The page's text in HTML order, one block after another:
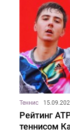
Теннис
Рейтинг
теннисом